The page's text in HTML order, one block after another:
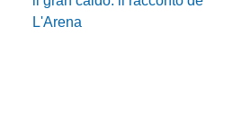
L'Arena